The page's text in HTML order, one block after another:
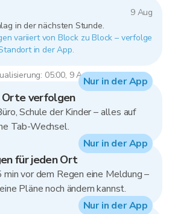
9 Aug
in der nächsten Stunde.
variiert von Block zu Block – verfolge
in der App.
05:00, 9 Aug 2026
Orte verfolgen
Schule der Kinder – alles auf
Tab-Wechsel.
Nur in der App
für jeden Ort
vor dem Regen eine Meldung –
Pläne noch ändern kannst.
Nur in der App
Nur in der App